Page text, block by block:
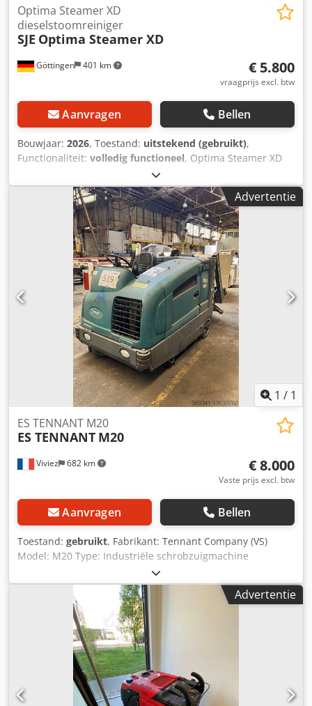
Göttingen 401 km
Optima Steamer XD
dieselstoomreiniger
SJE Optima Steamer XD
€ 5.800
vraagprijs excl. btw
Aanvragen Bellen
Bouwjaar: 2026, Toestand: uitstekend (gebruikt),
Functionaliteit: volledig functioneel, Optima Steamer XD
Diesel-stoomreiniger 1 jaar garantie 2 stoomuitgangen
Accessoires inbegrepen Nieuw apparaat Direct leverbaar 0
bedrijfsuren Dkodpfxjy Hlbmj Ap Aor
Advertentie
1 / 1
Viviez 682 km
ES TENNANT M20
ES TENNANT M20
€ 8.000
Vaste prijs excl. btw
Aanvragen Bellen
Toestand: gebruikt, Fabrikant: Tennant Company (VS)
Model: M20 Type: Industriële schrobzuigmachine
(combinatiemachine) Aandrijfbron: Diesel, LPG of accu
(afhankelijk van de uitvoering) Reinigingsbreedte: -
Hoofdborstels: ~1020 mm (40 inch) - Met zijborstels: tot
1400 mm (55 inch) Inhoud schoonwatertank: 303 liter
Inhoud vuilwatertank: 360 liter Werksnelheid: ~8 km/u
Dkjdpfx Apjwf E Drs Aor Geschat gewicht (leeg): ~2177 kg
Geschatte afmetingen: - Lengte: ~2460 mm - Breedte:
~1220 mm - Hoogte: ~1430 mm
Advertentie